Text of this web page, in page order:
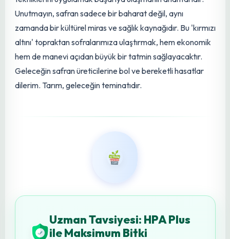
hazırlanmış bir tarlaya veya aynı tarlanın farklı bir
parseline dikilerek, yeni birüretim döngüsübaşlatılır. Bu
döngüsel süreç, safran yetiştiriciliğinin sürdürülebilirliğini
garanti ederve verimliliği artırır.
Safran Yetiştiriciliğinde Sonuç
ve Tavsiyeler
Safran yetiştiriciliği, sabır, bilgi ve özen gerektiren, ancak
karşılığında eşsiz bir ürün sunan bir tarım faaliyetidir. Her
aşaması titizlikle planlanmalı ve uygulanmalıdır. Toprak
mücadelesinden hasada ve kurutmaya kadar her adım,
safranın kalitesini ve verimini doğrudan etkiler. Bu
bitkiyiyetiştirirken, yerel iklim ve toprak koşullarınızı iyi